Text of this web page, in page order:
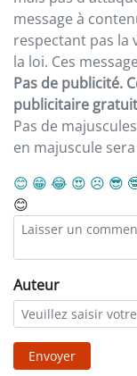
message à
respectant pas la
la loi. Ces
Pas de publicité.
publicitaire
Pas de
en majuscule
😊 😁 😂 😍 ☹️ 😎
😊
Auteur
Envoyer